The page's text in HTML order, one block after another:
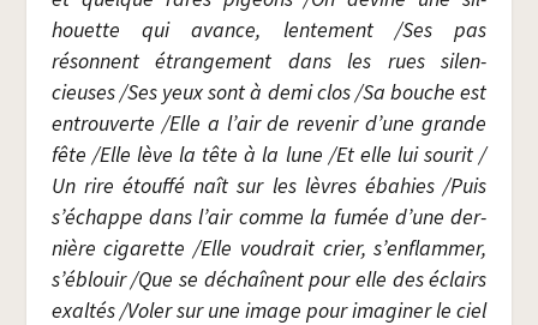
houette qui avance, len­te­ment /​Ses pas
résonnent étran­ge­ment dans les rues silen­
cieuses /​Ses yeux sont à demi clos /​Sa bouche est
entrou­verte /​Elle a l’air de reve­nir d’une grande
fête /​Elle lève la tête à la lune /​Et elle lui sou­rit /​
Un rire étouf­fé naît sur les lèvres éba­hies /​Puis
s’échappe dans l’air comme la fumée d’une der­
nière ciga­rette /​Elle vou­drait crier, s’enflammer,
s’éblouir /​Que se déchaînent pour elle des éclairs
exal­tés /​Voler sur une image pour ima­gi­ner le ciel